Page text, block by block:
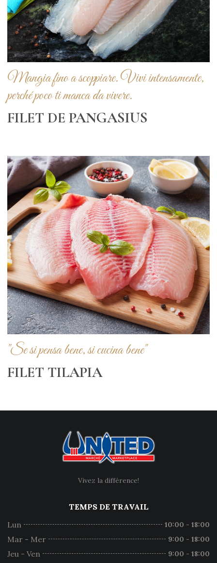
Mangia fino a scoppiare. Vivi intensamente,
perché poco ti manca da vivere.
FILET DE PANGASIUS
"Se si pensa bene, si cucina bene"
FILET TILAPIA
Vivez la différence!
TEMPS DE TRAVAIL
Lun
10:00 - 18:00
Mar - Mer 9:00 - 18:00
Jeu - Ven 9:00 - 18:00